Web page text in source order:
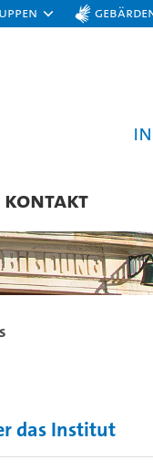
KONTAKT
das Institut